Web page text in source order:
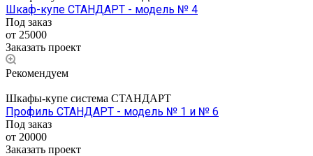
Шкаф-купе СТАНДАРТ - модель № 4
Под заказ
от 25000
Заказать проект
Рекомендуем
Шкафы-купе система СТАНДАРТ
Профиль СТАНДАРТ - модель № 1 и № 6
Под заказ
от 20000
Заказать проект